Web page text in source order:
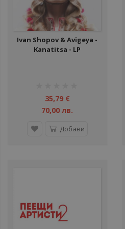
Ivan Shopov & Avigeya -
Kanatitsa - LP
35,79 €
70,00 лв.
Добави